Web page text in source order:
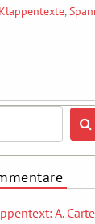
Klappentexte,
A.